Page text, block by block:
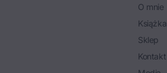
O mnie
Książka
Sklep
Kontakt